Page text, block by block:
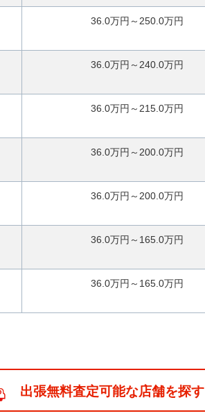
36.0万円～250.0万円
36.0万円～240.0万円
36.0万円～215.0万円
36.0万円～200.0万円
36.0万円～200.0万円
36.0万円～165.0万円
36.0万円～165.0万円
出張無料査定可能な店舗を探す